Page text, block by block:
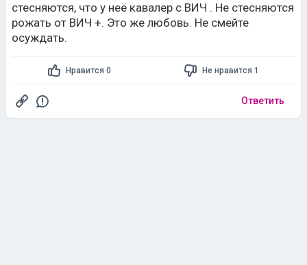
стесняются, что у неё кавалер с ВИЧ . Не стесняются
рожать от ВИЧ +. Это же любовь. Не смейте
осуждать.
Нравится 0 Не нравится 1
Ответить